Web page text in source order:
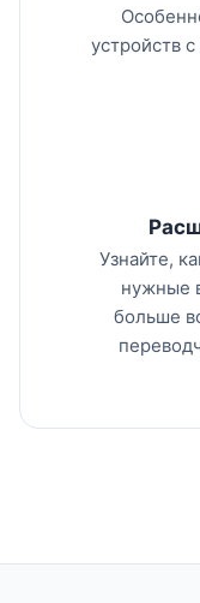
устройств
Узнайте,
нужные
больше